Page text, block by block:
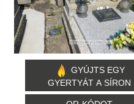
GYÚJTS EGY
GYERTYÁT A SÍRON